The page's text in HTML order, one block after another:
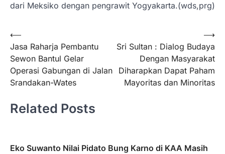
dari Meksiko dengan pengrawit Yogyakarta.(wds,prg)
Navigasi
pos
⟵
Jasa Raharja Pembantu
Sewon Bantul Gelar
Operasi Gabungan di Jalan
Srandakan-Wates
Sri Sultan : Dialog Budaya
Dengan Masyarakat
Diharapkan Dapat Paham
Mayoritas dan Minoritas
⟶
Related Posts
Eko Suwanto Nilai Pidato Bung Karno di KAA Masih